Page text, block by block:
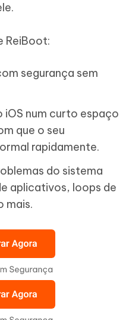
ReiBoot:
segurança sem
iOS num curto espaço
que o seu
rapidamente.
do sistema
aplicativos, loops de
mais.